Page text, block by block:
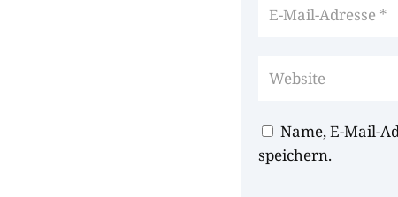
Name, E-Mail-
speichern.